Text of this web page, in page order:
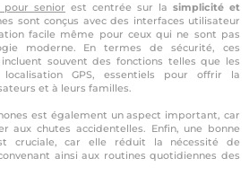
pour senior est centrée sur la simplicité et
sont conçus avec des interfaces utilisateur
facile même pour ceux qui ne sont pas
moderne. En termes de sécurité, ces
souvent des fonctions telles que les
GPS, essentiels pour offrir la
et à leurs familles.
est également un aspect important, car
aux chutes accidentelles. Enfin, une bonne
cruciale, car elle réduit la nécessité de
ainsi aux routines quotidiennes des